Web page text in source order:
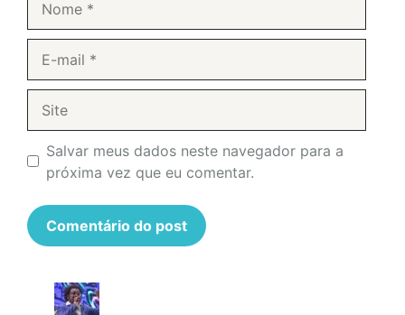
mail
Salvar meus dados neste navegador para a
próxima vez que eu comentar.